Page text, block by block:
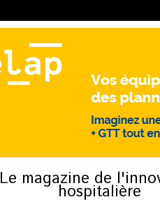
Le magazine de
hospitalière